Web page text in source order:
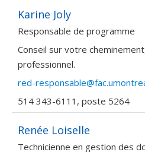
Karine Joly
Responsable de programme
Conseil sur votre
professionnel.
red-
514 343-6111, poste 5264
Renée Loiselle
Technicienne en gestion des